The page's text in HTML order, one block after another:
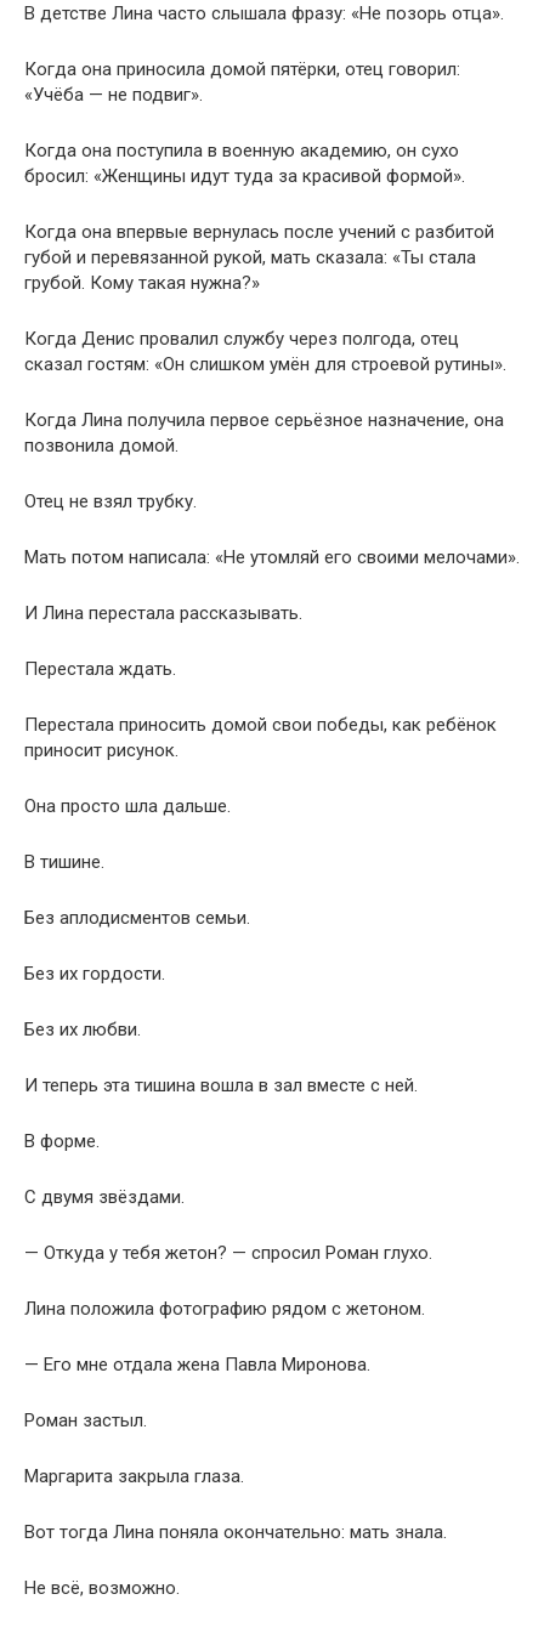
В детстве Лина часто слышала фразу: «Не позорь отца».
Когда она приносила домой пятёрки, отец говорил:
«Учёба — не подвиг».
Когда она поступила в военную академию, он сухо
бросил: «Женщины идут туда за красивой формой».
Когда она впервые вернулась после учений с разбитой
губой и перевязанной рукой, мать сказала: «Ты стала
грубой. Кому такая нужна?»
Когда Денис провалил службу через полгода, отец
сказал гостям: «Он слишком умён для строевой рутины».
Когда Лина получила первое серьёзное назначение, она
позвонила домой.
Отец не взял трубку.
Мать потом написала: «Не утомляй его своими мелочами».
И Лина перестала рассказывать.
Перестала ждать.
Перестала приносить домой свои победы, как ребёнок
приносит рисунок.
Она просто шла дальше.
В тишине.
Без аплодисментов семьи.
Без их гордости.
Без их любви.
И теперь эта тишина вошла в зал вместе с ней.
В форме.
С двумя звёздами.
— Откуда у тебя жетон? — спросил Роман глухо.
Лина положила фотографию рядом с жетоном.
— Его мне отдала жена Павла Миронова.
Роман застыл.
Маргарита закрыла глаза.
Вот тогда Лина поняла окончательно: мать знала.
Не всё, возможно.